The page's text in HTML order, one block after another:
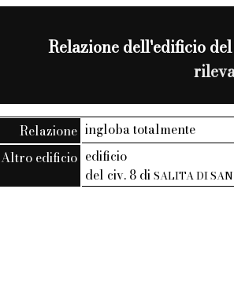
Relazione dell'edificio
Relazione ingloba totalmente
Altro edificio edificio
del civ. 8 diSALITA DI